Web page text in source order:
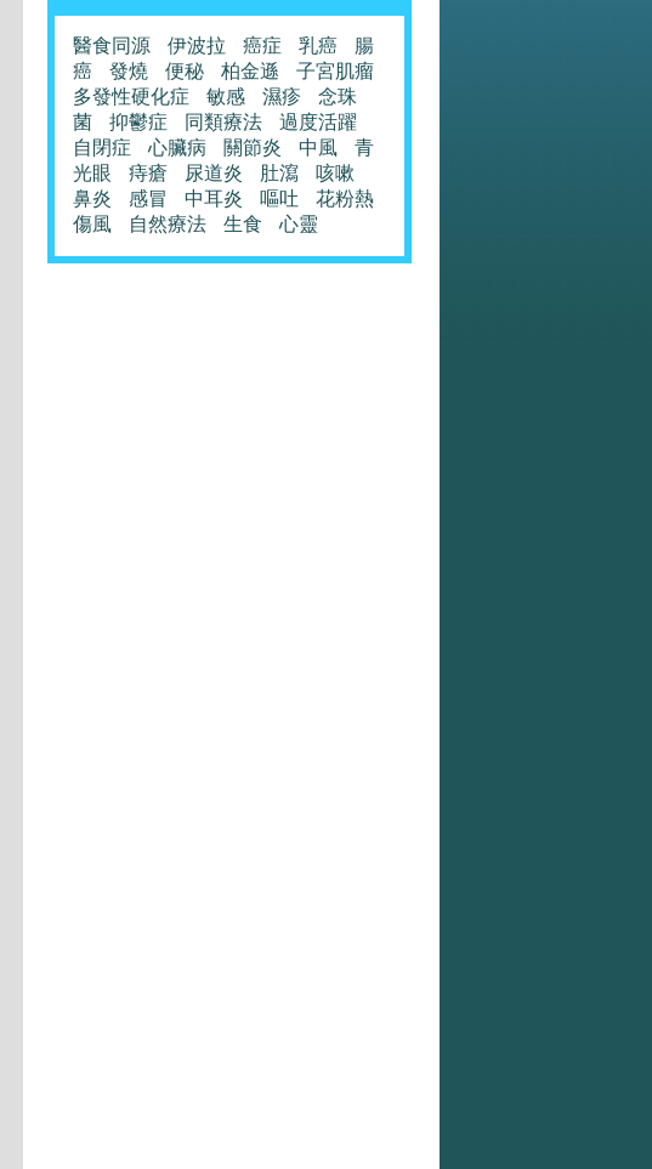
醫食同源 伊波拉 癌症 乳癌
腸
癌
發燒 便秘 柏金遜
子宮肌瘤
多發性硬化症
敏感 濕疹
念珠
菌
抑鬱症 同類療法
過度活躍
自閉症
心臟病 關節炎 中風
青
光眼
痔瘡 尿道炎 肚瀉
咳嗽
鼻炎
感冒 中耳炎 嘔吐
花粉熱
傷風
自然療法 生食 心靈